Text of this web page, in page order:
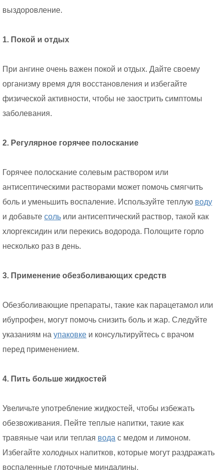
выздоровление.
1. Покой и отдых
При ангине очень важен покой и отдых. Дайте своему
организму время для восстановления и избегайте
физической активности, чтобы не заострить симптомы
заболевания.
2. Регулярное горячее полоскание
Горячее полоскание солевым раствором или
антисептическими растворами может помочь смягчить
боль и уменьшить воспаление. Используйте теплую воду
и добавьте соль или антисептический раствор, такой как
хлоргексидин или перекись водорода. Полощите горло
несколько раз в день.
3. Применение обезболивающих средств
Обезболивающие препараты, такие как парацетамол или
ибупрофен, могут помочь снизить боль и жар. Следуйте
указаниям на упаковке и консультируйтесь с врачом
перед применением.
4. Пить больше жидкостей
Увеличьте употребление жидкостей, чтобы избежать
обезвоживания. Пейте теплые напитки, такие как
травяные чаи или теплая вода с медом и лимоном.
Избегайте холодных напитков, которые могут раздражать
воспаленные глоточные миндалины.